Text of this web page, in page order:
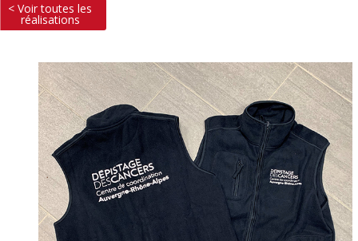
< Voir toutes les
réalisations